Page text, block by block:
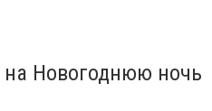
на Новогоднюю ночь